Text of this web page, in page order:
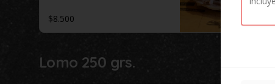
$8.500
Lomo 250 grs.